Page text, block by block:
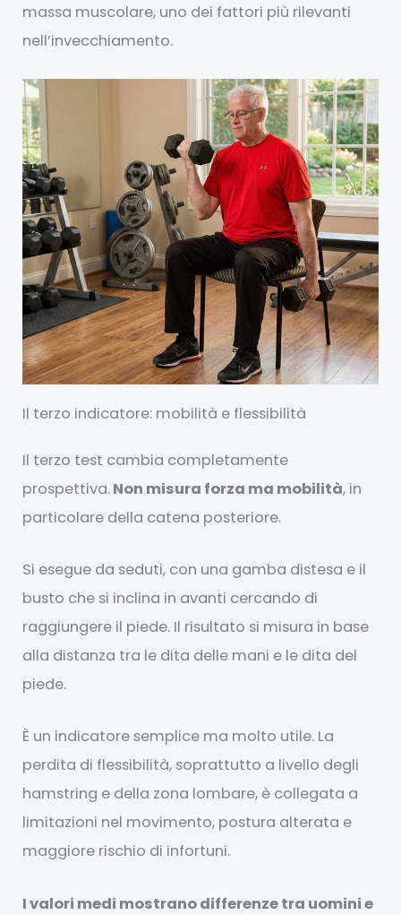
massa muscolare, uno dei fattori più rilevanti
nell’invecchiamento.
Il terzo indicatore: mobilità e flessibilità
Il terzo test cambia completamente
prospettiva.Non misura forza ma mobilità, in
particolare della catena posteriore.
Si esegue da seduti, con una gamba distesa e il
busto che si inclina in avanti cercando di
raggiungere il piede. Il risultato si misura in base
alla distanza tra le dita delle mani e le dita del
piede.
È un indicatore semplice ma molto utile. La
perdita di flessibilità, soprattutto a livello degli
hamstring e della zona lombare, è collegata a
limitazioni nel movimento, postura alterata e
maggiore rischio di infortuni.
I valori medi mostrano differenze tra uomini e